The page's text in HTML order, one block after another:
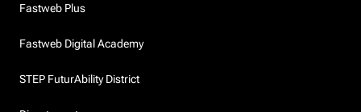
Fastweb Plus
Fastweb Digital Academy
STEP FuturAbility District